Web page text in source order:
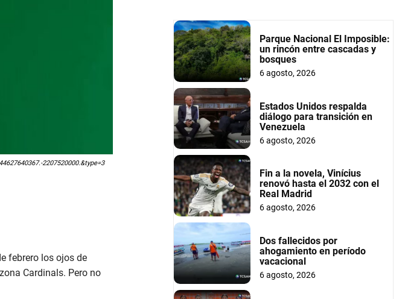
2207520000.&type=3
febrero los ojos de
Cardinals. Pero no
Parque Nacional El Imposible:
un rincón entre cascadas y
bosques
6 agosto, 2026
Estados Unidos respalda
diálogo para transición en
Venezuela
6 agosto, 2026
Fin a la novela, Vinícius
renovó hasta el 2032 con el
Real Madrid
6 agosto, 2026
Dos fallecidos por
ahogamiento en período
vacacional
6 agosto, 2026